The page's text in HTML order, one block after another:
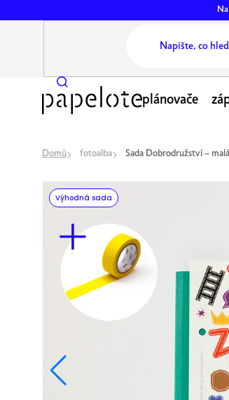
na
plánovače
Domů fotoalba Sada Dobrodružství – malá
Výhodná sada